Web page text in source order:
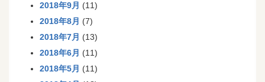
2018年9月 (11)
2018年8月 (7)
2018年7月 (13)
2018年6月 (11)
2018年5月 (11)